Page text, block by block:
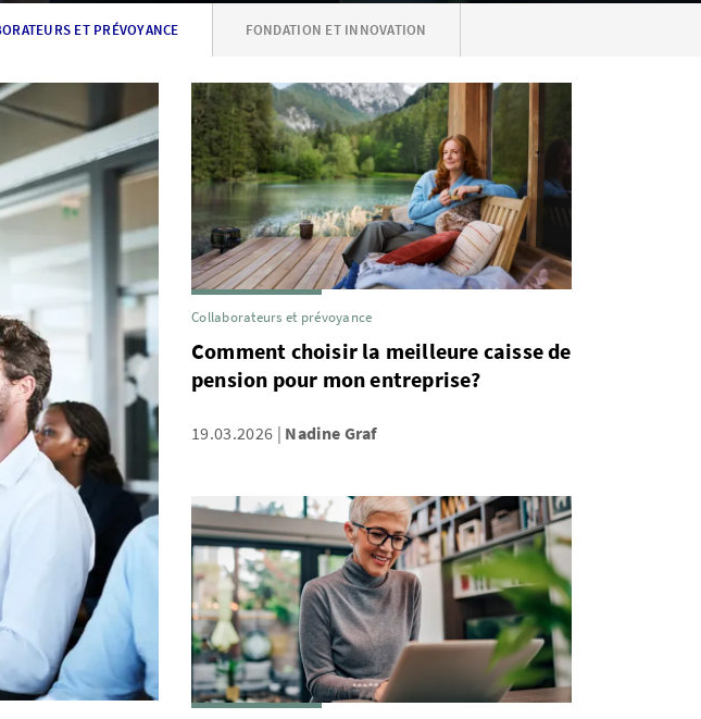
ET PRÉVOYANCE FONDATION ET INNOVATION
Collaborateurs et prévoyance
Comment choisir la meilleure caisse de
pension pour mon entreprise?
19.03.2026 Nadine Graf